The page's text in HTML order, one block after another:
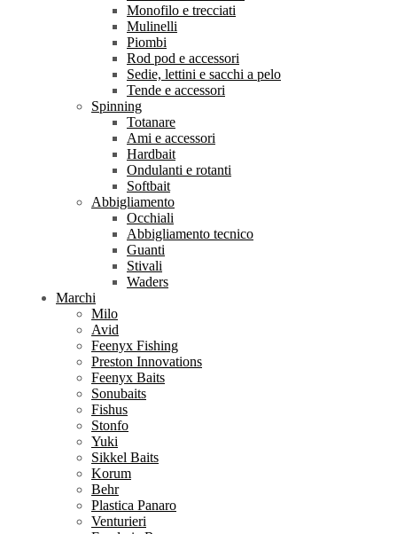
Monofilo e trecciati
Mulinelli
Piombi
Rod pod e accessori
Sedie, lettini e sacchi a pelo
Tende e accessori
Spinning
Totanare
Ami e accessori
Hardbait
Ondulanti e rotanti
Softbait
Abbigliamento
Occhiali
Abbigliamento tecnico
Guanti
Stivali
Waders
Marchi
Milo
Avid
Feenyx Fishing
Preston Innovations
Feenyx Baits
Sonubaits
Fishus
Stonfo
Yuki
Sikkel Baits
Korum
Behr
Plastica Panaro
Venturieri